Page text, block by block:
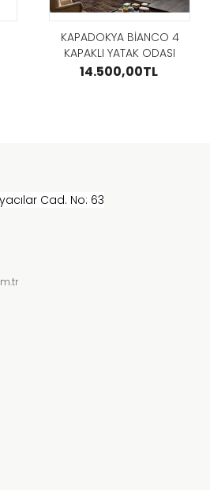
KAPADOKYA BİANCO 4
KAPAKLI YATAK ODASI
14.500,00TL
Cad. No: 63